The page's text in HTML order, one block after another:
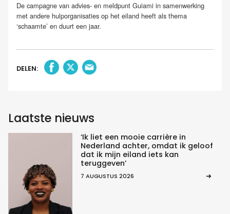
De campagne van advies- en meldpunt Guiami in samenwerking
met andere hulporganisaties op het eiland heeft als thema
‘schaamte’ en duurt een jaar.
DELEN:
Laatste nieuws
‘Ik liet een mooie carrière in
Nederland achter, omdat ik geloof
dat ik mijn eiland iets kan
teruggeven’
7 AUGUSTUS 2026